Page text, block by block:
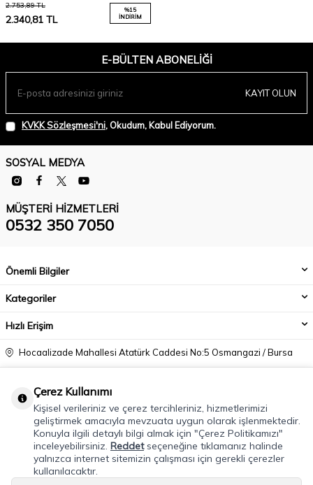
2.753,89TL
2.340,81 TL
%15
İNDIRIM
E-BÜLTEN ABONELIĞI
KAYIT OLUN
KVKK Sözleşmesi'ni, Okudum, Kabul Ediyorum.
SOSYAL MEDYA
MÜŞTERI HIZMETLERI
0532 350 7050
Önemli Bilgiler
Kategoriler
Hızlı Erişim
Hocaalizade Mahallesi Atatürk Caddesi No:5 Osmangazi / Bursa
info@modacadiri.com
Çerez Kullanımı
Kişisel verileriniz ve çerez tercihleriniz, hizmetlerimizi
geliştirmek amacıyla mevzuata uygun olarak işlenmektedir.
Konuyla ilgili detaylı bilgi almak için "Çerez Politikamızı"
inceleyebilirsiniz. Reddetseçeneğine tıklamanız halinde
yalnızca internet sitemizin çalışması için gerekli çerezler
kullanılacaktır.